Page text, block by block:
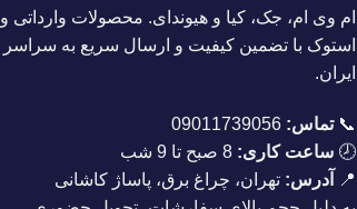
ام وی ام، جک، کیا و هیوندای. محصولات وارداتی و
استوک با تضمین کیفیت و ارسال سریع به سراسر
ایران.
📞تماس: 09011739056
🕗 ساعت کاری:
📍
آدرس: تهران، چراغ برق، پاساژ کاشانی